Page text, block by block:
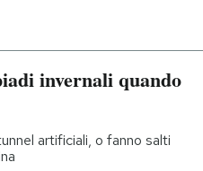
invernali quando
artificiali, o fanno salti